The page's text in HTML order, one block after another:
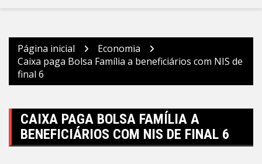
Página inicial
Economia
Caixa paga Bolsa Família a beneficiários com NIS de
final 6
CAIXA PAGA BOLSA FAMÍLIA A
BENEFICIÁRIOS COM NIS DE FINAL 6